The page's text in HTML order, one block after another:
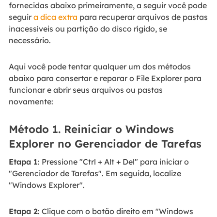
fornecidas abaixo primeiramente, a seguir você pode
seguir a dica extra para recuperar arquivos de pastas
inacessíveis ou partição do disco rígido, se
necessário.
Aqui você pode tentar qualquer um dos métodos
abaixo para consertar e reparar o File Explorer para
funcionar e abrir seus arquivos ou pastas
novamente:
Método 1. Reiniciar o Windows
Explorer no Gerenciador de Tarefas
Etapa 1: Pressione "Ctrl + Alt + Del" para iniciar o
"Gerenciador de Tarefas". Em seguida, localize
"Windows Explorer".
Etapa 2: Clique com o botão direito em "Windows